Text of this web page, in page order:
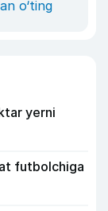
o‘ting
yerni
futbolchiga